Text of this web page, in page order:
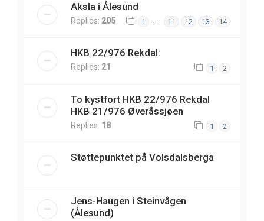
Aksla i Ålesund
Replies: 205 1 … 11 12 13 14
HKB 22/976 Rekdal:
Replies: 21 1 2
To kystfort HKB 22/976 Rekdal
HKB 21/976 Øveråssjøen
Replies: 18 1 2
Støttepunktet på Volsdalsberga
Jens-Haugen i Steinvågen
(Ålesund)